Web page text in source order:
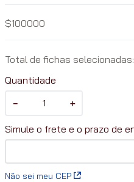
100000
Total de fichas selecionadas:
Quantidade
＋
－
Não sei meu CEP